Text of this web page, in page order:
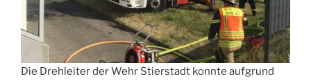
Die Drehleiter der Wehr Stierstadt konnte aufgrund